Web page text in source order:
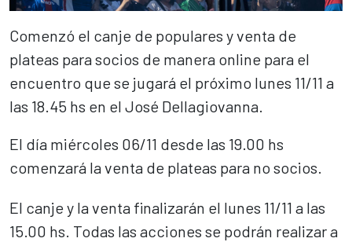
Comenzó el canje de populares y venta de
plateas para socios de manera online para el
encuentro que se jugará el próximo lunes 11/11 a
las 18.45 hs en el José Dellagiovanna.
El día miércoles 06/11 desde las 19.00 hs
comenzará la venta de plateas para no socios.
El canje y la venta finalizarán el lunes 11/11 a las
15.00 hs. Todas las acciones se podrán realizar a